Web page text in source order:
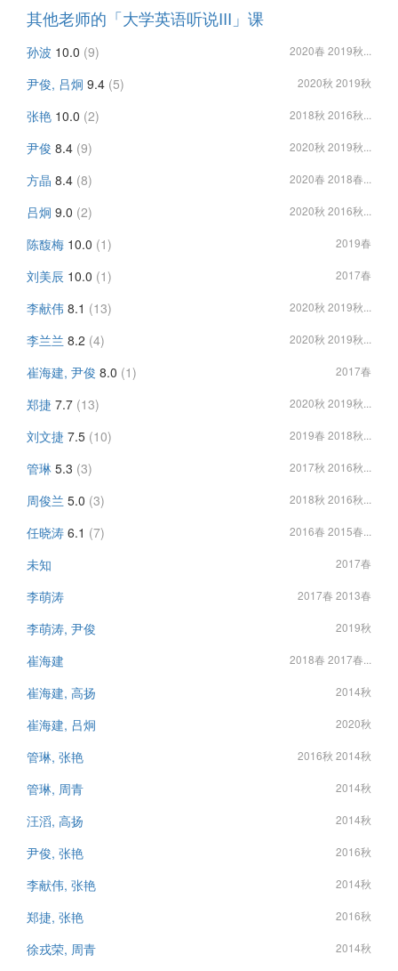
其他老师的「大学英语听说III」课
孙波 10.0 (9) 2020春 2019秋...
尹俊, 吕炯 9.4 (5) 2020秋 2019秋
张艳 10.0 (2) 2018秋 2016秋...
尹俊 8.4 (9) 2020秋 2019秋...
方晶 8.4 (8) 2020春 2018春...
吕炯 9.0 (2) 2020秋 2016秋...
陈馥梅 10.0 (1) 2019春
刘美辰 10.0 (1) 2017春
李献伟 8.1 (13) 2020秋 2019秋...
李兰兰 8.2 (4) 2020秋 2019秋...
崔海建, 尹俊 8.0 (1) 2017春
郑捷 7.7 (13) 2020秋 2019秋...
刘文捷 7.5 (10) 2019春 2018秋...
管琳 5.3 (3) 2017秋 2016秋...
周俊兰 5.0 (3) 2018秋 2016秋...
任晓涛 6.1 (7) 2016春 2015春...
未知 2017春
李萌涛 2017春 2013春
李萌涛, 尹俊 2019秋
崔海建 2018春 2017春...
崔海建, 高扬 2014秋
崔海建, 吕炯 2020秋
管琳, 张艳 2016秋 2014秋
管琳, 周青 2014秋
汪滔, 高扬 2014秋
尹俊, 张艳 2016秋
李献伟, 张艳 2014秋
郑捷, 张艳 2016秋
徐戎荣, 周青 2014秋